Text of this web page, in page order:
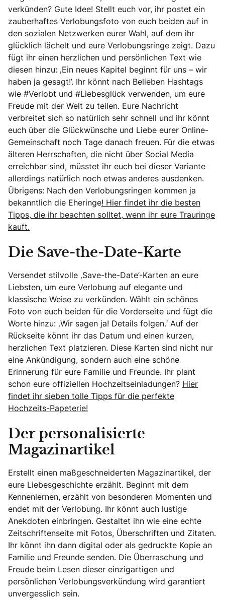
verkünden? Gute Idee! Stellt euch vor, ihr postet ein
zauberhaftes Verlobungsfoto von euch beiden auf in
den sozialen Netzwerken eurer Wahl, auf dem ihr
glücklich lächelt und eure Verlobungsringe zeigt. Dazu
fügt ihr einen herzlichen und persönlichen Text wie
diesen hinzu: ‚Ein neues Kapitel beginnt für uns – wir
haben ja gesagt!’. Ihr könnt nach Belieben Hashtags
wie #Verlobt und #Liebesglück verwenden, um eure
Freude mit der Welt zu teilen. Eure Nachricht
verbreitet sich so natürlich sehr schnell und ihr könnt
euch über die Glückwünsche und Liebe eurer Online-
Gemeinschaft noch Tage danach freuen. Für die etwas
älteren Herrschaften, die nicht über Social Media
erreichbar sind, müsstet ihr euch bei dieser Variante
allerdings natürlich noch etwas anderes ausdenken.
Übrigens: Nach den Verlobungsringen kommen ja
bekanntlich die Eheringe! Hier findet ihr die besten
Tipps, die ihr beachten solltet, wenn ihr eure Trauringe
kauft.
Die Save-the-Date-Karte
Versendet stilvolle ‚Save-the-Date’-Karten an eure
Liebsten, um eure Verlobung auf elegante und
klassische Weise zu verkünden. Wählt ein schönes
Foto von euch beiden für die Vorderseite und fügt die
Worte hinzu: ‚Wir sagen ja! Details folgen.‘ Auf der
Rückseite könnt ihr das Datum und einen kurzen,
herzlichen Text platzieren. Diese Karten sind nicht nur
eine Ankündigung, sondern auch eine schöne
Erinnerung für eure Familie und Freunde. Ihr plant
schon eure offiziellen Hochzeitseinladungen? Hier
findet ihr sieben tolle Tipps für die perfekte
Hochzeits-Papeterie!
Der personalisierte
Magazinartikel
Erstellt einen maßgeschneiderten Magazinartikel, der
eure Liebesgeschichte erzählt. Beginnt mit dem
Kennenlernen, erzählt von besonderen Momenten und
endet mit der Verlobung. Ihr könnt auch lustige
Anekdoten einbringen. Gestaltet ihn wie eine echte
Zeitschriftenseite mit Fotos, Überschriften und Zitaten.
Ihr könnt ihn dann digital oder als gedruckte Kopie an
Familie und Freunde senden. Die Überraschung und
Freude beim Lesen dieser einzigartigen und
persönlichen Verlobungsverkündung wird garantiert
unvergesslich sein.